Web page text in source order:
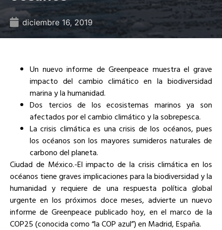
diciembre 16, 2019
Un nuevo informe de Greenpeace muestra el grave
impacto del cambio climático en la biodiversidad
marina y la humanidad.
Dos tercios de los ecosistemas marinos ya son
afectados por el cambio climático y la sobrepesca.
La crisis climática es una crisis de los océanos, pues
los océanos son los mayores sumideros naturales de
carbono del planeta.
Ciudad de México.-El impacto de la crisis climática en los
océanos tiene graves implicaciones para la biodiversidad y la
humanidad y requiere de una respuesta política global
urgente en los próximos doce meses, advierte un nuevo
informe de Greenpeace publicado hoy, en el marco de la
COP25 (conocida como “la COP azul”) en Madrid, España.